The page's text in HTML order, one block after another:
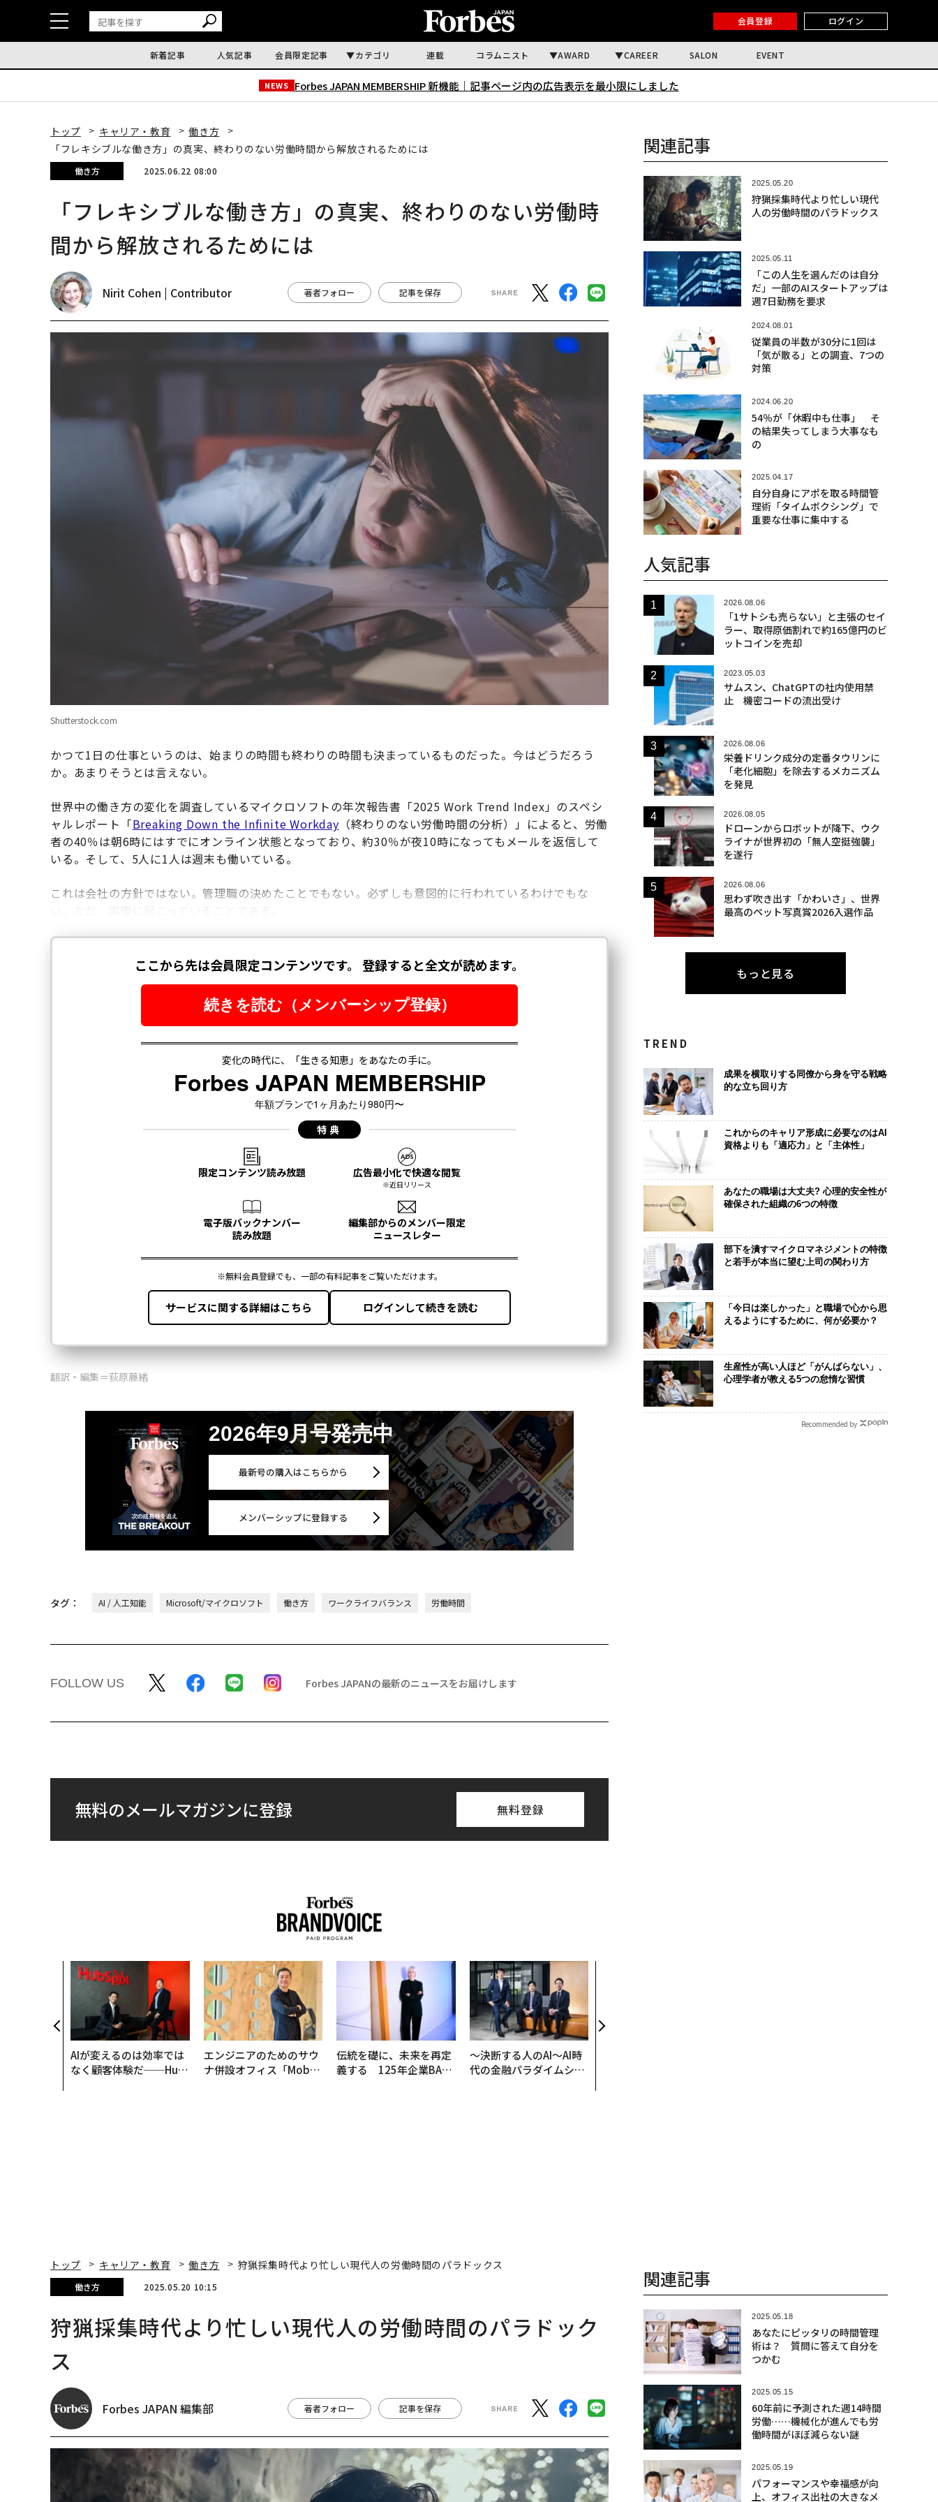
会員登録 ログイン
新着記事 人気記事 会員限定記事 カテゴリ 連載 コラムニスト AWARD CAREER SALON EVENT
NEWS Forbes JAPAN MEMBERSHIP 新機能｜ 記事ページ内の広告表示を最小限にしました
トップ キャリア・教育
働き方
「フレキシブルな働き方」の真実、終わりのない労働時間から解放されるためには
働き方 2025.06.22 08:00
「フレキシブルな働き方」の真実、終わりのない労働時
間から解放されるためには
Nirit Cohen | Contributor 著者フォロー 記事を保存
Shutterstock.com
かつて1日の仕事というのは、始まりの時間も終わりの時間も決まっているものだった。今はどうだろう
か。あまりそうとは言えない。
世界中の働き方の変化を調査しているマイクロソフトの年次報告書「2025 Work Trend Index」のスペシ
ャルレポート「Breaking Down the Infinite Workday （終わりのない労働時間の分析）」によると、労働
者の40％は朝6時にはすでにオンライン状態となっており、約30％が夜10時になってもメールを返信して
いる。そして、5人に1人は週末も働いている。
これは会社の方針ではない。管理職の決めたことでもない。必ずしも意図的に行われているわけでもな
翻訳・編集＝荻原藤緒
2026年9月号発売中
最新号の購入はこちらから
メンバーシップに登録する
タグ： AI / 人工知能 Microsoft/マイクロソフト 働き方 ワークライフバランス 労働時間
FOLLOW US Forbes JAPANの最新のニュースをお届けします
無料のメールマガジンに登録 無料登録
AIが変えるのは効率では
なく顧客体験だ──Hub
エンジニアのためのサウ
ナ併設オフィス「Mobiu
伝統を礎に、未来を再定
義する 125年企業BAT
〜決断する人のAI〜AI時
代の金融パラダイムシフ
関連記事
2025.05.20
狩猟採集時代より忙しい現代
人の労働時間のパラドックス
2025.05.11
「この人生を選んだのは自分
だ」一部のAIスタートアップは
週7日勤務を要求
2024.08.01
従業員の半数が30分に1回は
「気が散る」との調査、7つの
対策
2024.06.20
54％が「休暇中も仕事」 そ
の結果失ってしまう大事なも
の
2025.04.17
自分自身にアポを取る時間管
理術「タイムボクシング」で
重要な仕事に集中する
人気記事
2026.08.06
「1サトシも売らない」と主張のセイ
ラー、取得原価割れで約165億円のビ
ットコインを売却
2023.05.03
サムスン、ChatGPTの社内使用禁
止 機密コードの流出受け
2026.08.06
栄養ドリンク成分の定番タウリンに
「老化細胞」を除去するメカニズム
を発見
2026.08.05
ドローンからロボットが降下、ウク
ライナが世界初の「無人空挺強襲」
を遂行
2026.08.06
思わず吹き出す「かわいさ」、世界
最高のペット写真賞2026入選作品
もっと見る
TREND
成果を横取りする同僚から身を守る戦略
的な立ち回り方
これからのキャリア形成に必要なのはAI
資格よりも「適応力」と「主体性」
あなたの職場は大丈夫? 心理的安全性が
確保された組織の6つの特徴
部下を潰すマイクロマネジメントの特徴
と若手が本当に望む上司の関わり方
「今日は楽しかった」と職場で心から思
えるようにするために、何が必要か？
生産性が高い人ほど「がんばらない」、
心理学者が教える5つの怠惰な習慣
Recommended by
トップ キャリア・教育 働き方 狩猟採集時代より忙しい現代人の労働時間のパラドックス
働き方 2025.05.20 10:15
狩猟採集時代より忙しい現代人の労働時間のパラドック
ス
Forbes JAPAN 編集部 著者フォロー 記事を保存
関連記事
2025.05.18
あなたにピッタリの時間管理
術は？ 質問に答えて自分を
つかむ
2025.05.15
60年前に予測された週14時間
労働……機械化が進んでも労
働時間がほぼ減らない謎
2025.05.19
パフォーマンスや幸福感が向
上、オフィス出社の大きなメ